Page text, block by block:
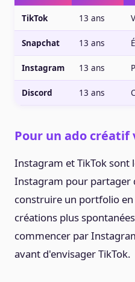
TikTok 13 ans
Snapchat 13 ans
Instagram 13 ans
Discord 13 ans
Pour un ado créatif
Instagram et TikTok sont
Instagram pour partager
construire un portfolio
créations plus
commencer par
avant d'envisager TikTok.